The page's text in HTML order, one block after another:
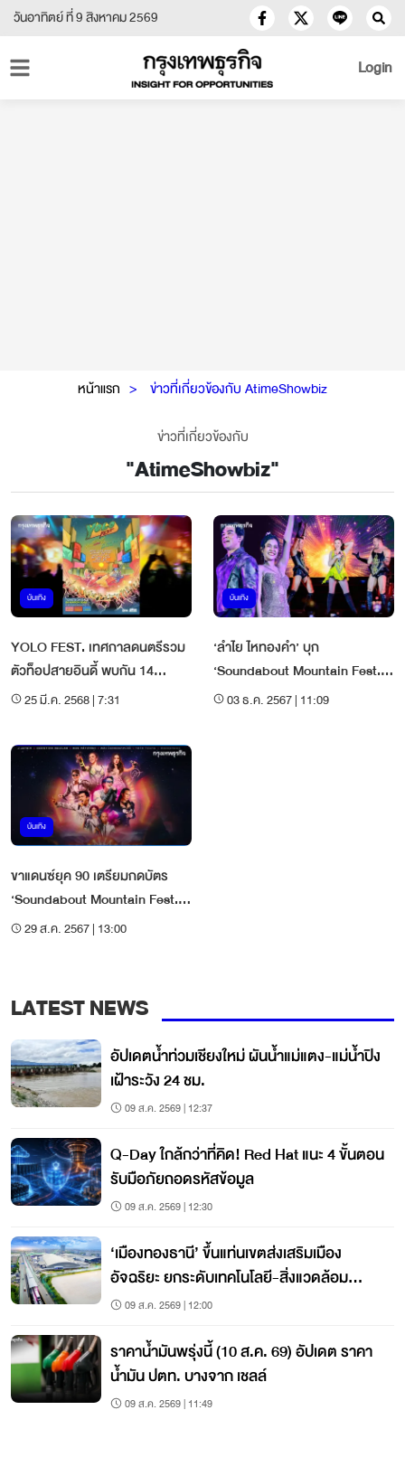
วันอาทิตย์ ที่ 9 สิงหาคม 2569
Login
หน้าแรก ข่าวที่เกี่ยวข้องกับ AtimeShowbiz
ข่าวที่เกี่ยวข้องกับ
"AtimeShowbiz"
บันเทิง
YOLO FEST. เทศกาลดนตรีรวม
ตัวท็อปสายอินดี้ พบกัน 14
มิถุนายนนี้
25 มี.ค. 2568 | 7:31
บันเทิง
‘ลำไย ไหทองคำ’ บุก
‘Soundabout Mountain Fest.2’
แดนซ์ฉ่ำ 6 ชั่วโมงเต็ม
03 ธ.ค. 2567 | 11:09
บันเทิง
ขาแดนซ์ยุค 90 เตรียมกดบัตร
‘Soundabout Mountain Fest.
2’ ศุกร์ 30 ส.ค. นี้
29 ส.ค. 2567 | 13:00
LATEST NEWS
อัปเดตน้ำท่วมเชียงใหม่ ผันน้ำแม่แตง-แม่น้ำปิง
เฝ้าระวัง 24 ชม.
09 ส.ค. 2569 | 12:37
Q-Day ใกล้กว่าที่คิด! Red Hat แนะ 4 ขั้นตอน
รับมือภัยถอดรหัสข้อมูล
09 ส.ค. 2569 | 12:30
‘เมืองทองธานี’ ขึ้นแท่นเขตส่งเสริมเมือง
อัจฉริยะ ยกระดับเทคโนโลยี-สิ่งแวดล้อม
เคลื่อนเศรษฐกิจ
09 ส.ค. 2569 | 12:00
ราคาน้ำมันพรุ่งนี้ (10 ส.ค. 69) อัปเดต ราคา
น้ำมัน ปตท. บางจาก เชลล์
09 ส.ค. 2569 | 11:49